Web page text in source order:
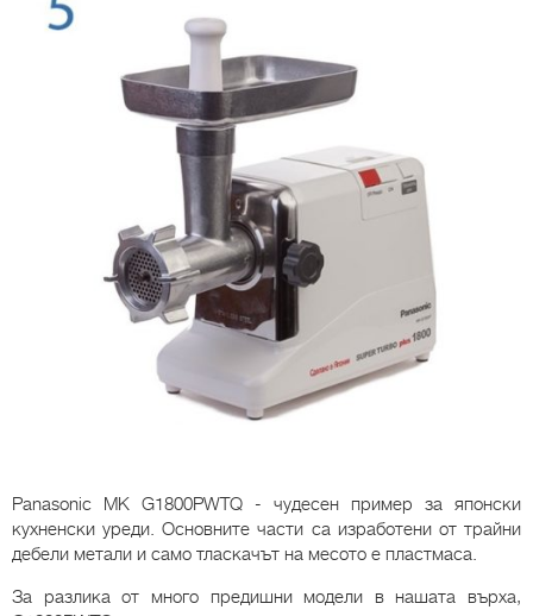
Panasonic MK G1800PWTQ - чудесен пример за японски
кухненски уреди. Основните части са изработени от трайни
дебели метали и само тласкачът на месото е пластмаса.
За разлика от много предишни модели в нашата върха,